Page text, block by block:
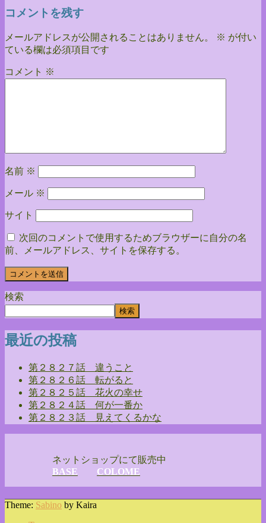
コメントを残す
メールアドレスが公開されることはありません。 ※ が付い
ている欄は必須項目です
コメント ※
名前 ※
メール ※
サイト
次回のコメントで使用するためブラウザーに自分の名
前、メールアドレス、サイトを保存する。
検索
検索
最近の投稿
第２８２７話 違うこと
第２８２６話 転がると
第２８２５話 花火の幸せ
第２８２４話 何が一番か
第２８２３話 見えてくるかな
ネットショップにて販売中
BASE
COLOME
Theme: Sabino by Kaira